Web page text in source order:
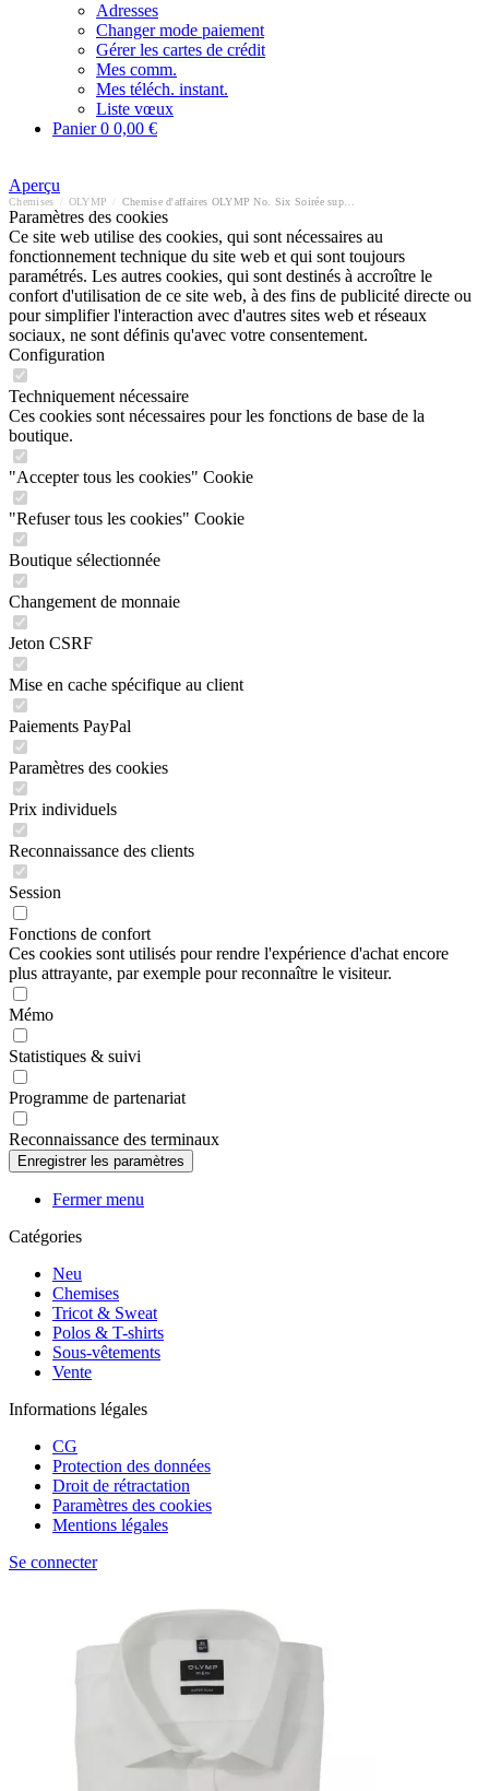
Adresses
Changer mode paiement
Gérer les cartes de crédit
Mes comm.
Mes téléch. instant.
Liste vœux
Panier0 0,00 €
Aperçu
Chemises OLYMP
Paramètres des cookies
Ce site web utilise des cookies, qui sont nécessaires au
fonctionnement technique du site web et qui sont toujours
paramétrés. Les autres cookies, qui sont destinés à accroître le
confort d'utilisation de ce site web, à des fins de publicité directe ou
pour simplifier l'interaction avec d'autres sites web et réseaux
sociaux, ne sont définis qu'avec votre consentement.
Configuration
Techniquement nécessaire
Ces cookies sont nécessaires pour les fonctions de base de la
boutique.
"Accepter tous les cookies" Cookie
"Refuser tous les cookies" Cookie
Boutique sélectionnée
Changement de monnaie
Jeton CSRF
Mise en cache spécifique au client
Paiements PayPal
Paramètres des cookies
Prix individuels
Reconnaissance des clients
Session
Fonctions de confort
Ces cookies sont utilisés pour rendre l'expérience d'achat encore
plus attrayante, par exemple pour reconnaître le visiteur.
Mémo
Statistiques & suivi
Programme de partenariat
Reconnaissance des terminaux
Fermer menu
Catégories
Neu
Chemises
Tricot & Sweat
Polos & T-shirts
Sous-vêtements
Vente
Informations légales
CG
Protection des données
Droit de rétractation
Paramètres des cookies
Mentions légales
Se connecter